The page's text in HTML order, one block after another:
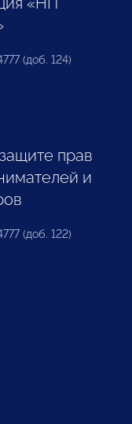
(доб. 124)
прав
и
(доб. 122)